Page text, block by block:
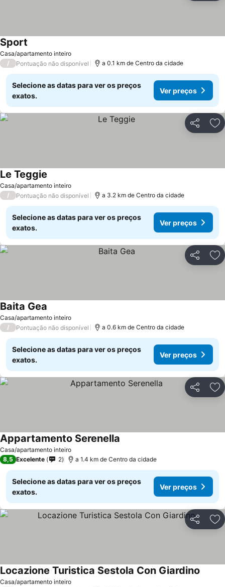
Casa/apartamento inteiro
Sport
/ Pontuação não disponível a 0.1 km de Centro da cidade
Selecione as datas para ver os preços
exatos.
Ver preços
Partilhar
Casa/apartamento inteiro
Le Teggie
/ Pontuação não disponível a 3.2 km de Centro da cidade
Selecione as datas para ver os preços
exatos.
Ver preços
Partilhar
Casa/apartamento inteiro
Baita Gea
/ Pontuação não disponível a 0.6 km de Centro da cidade
Selecione as datas para ver os preços
exatos.
Ver preços
Partilhar
Casa/apartamento inteiro
Appartamento Serenella
8,5 Excelente 2 a 1.4 km de Centro da cidade
Selecione as datas para ver os preços
exatos.
Ver preços
Partilhar
Casa/apartamento inteiro
Locazione Turistica Sestola Con Giardino